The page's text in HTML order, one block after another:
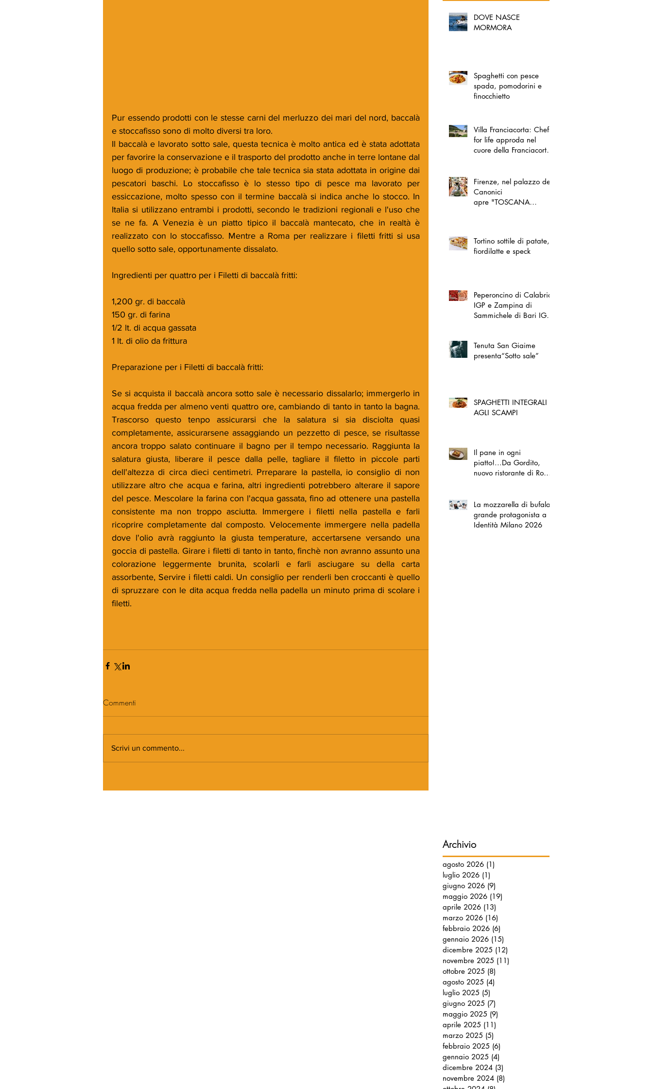
Pur essendo prodotti con le stesse carni del merluzzo dei mari del nord, baccalà
e stoccafisso sono di molto diversi tra loro.
Il baccalà e lavorato sotto sale, questa tecnica è molto antica ed è stata adottata
per favorire la conservazione e il trasporto del prodotto anche in terre lontane dal
luogo di produzione; è probabile che tale tecnica sia stata adottata in origine dai
pescatori baschi. Lo stoccafisso è lo stesso tipo di pesce ma lavorato per
essiccazione, molto spesso con il termine baccalà si indica anche lo stocco. In
Italia si utilizzano entrambi i prodotti, secondo le tradizioni regionali e l'uso che
se ne fa. A Venezia è un piatto tipico il baccalà mantecato, che in realtà è
realizzato con lo stoccafisso. Mentre a Roma per realizzare i filetti fritti si usa
quello sotto sale, opportunamente dissalato.
Ingredienti per quattro per i Filetti di baccalà fritti:
1,200 gr. di baccalà
150 gr. di farina
1/2 lt. di acqua gassata
1 lt. di olio da frittura
Preparazione per i Filetti di baccalà fritti:
Se si acquista il baccalà ancora sotto sale è necessario dissalarlo; immergerlo in
acqua fredda per almeno venti quattro ore, cambiando di tanto in tanto la bagna.
Trascorso questo tenpo assicurarsi che la salatura si sia disciolta quasi
completamente, assicurarsene assaggiando un pezzetto di pesce, se risultasse
ancora troppo salato continuare il bagno per il tempo necessario. Raggiunta la
salatura giusta, liberare il pesce dalla pelle, tagliare il filetto in piccole parti
dell'altezza di circa dieci centimetri. Prreparare la pastella, io consiglio di non
utilizzare altro che acqua e farina, altri ingredienti potrebbero alterare il sapore
del pesce. Mescolare la farina con l'acqua gassata, fino ad ottenere una pastella
consistente ma non troppo asciutta. Immergere i filetti nella pastella e farli
ricoprire completamente dal composto. Velocemente immergere nella padella
dove l'olio avrà raggiunto la giusta temperature, accertarsene versando una
goccia di pastella. Girare i filetti di tanto in tanto, finchè non avranno assunto una
colorazione leggermente brunita, scolarli e farli asciugare su della carta
assorbente, Servire i filetti caldi. Un consiglio per renderli ben croccanti è quello
di spruzzare con le dita acqua fredda nella padella un minuto prima di scolare i
filetti.
Commenti
Scrivi un commento...
DOVE NASCE
MORMORA
Spaghetti con pesce
spada, pomodorini e
finocchietto
Villa Franciacorta: Chefs
for life approda nel
cuore della Franciacorta,
Firenze, nel palazzo dei
Canonici
apre "TOSCANA
Tortino sottile di patate,
fiordilatte e speck
Peperoncino di Calabria
IGP e Zampina di
Sammichele di Bari IGP
Tenuta San Giaime
presenta“Sotto sale”
SPAGHETTI INTEGRALI
AGLI SCAMPI
Il pane in ogni
piatto!...Da Gordito,
nuovo ristorante di Roma
La mozzarella di bufala
grande protagonista a
Identità Milano 2026
Archivio
agosto 2026 (1)
luglio 2026 (1)
giugno 2026 (9)
maggio 2026 (19)
aprile 2026 (13)
marzo 2026 (16)
febbraio 2026 (6)
gennaio 2026 (15)
dicembre 2025 (12)
novembre 2025 (11)
ottobre 2025 (8)
agosto 2025 (4)
luglio 2025 (5)
giugno 2025 (7)
maggio 2025 (9)
aprile 2025 (11)
marzo 2025 (5)
febbraio 2025 (6)
gennaio 2025 (4)
dicembre 2024 (3)
novembre 2024 (8)